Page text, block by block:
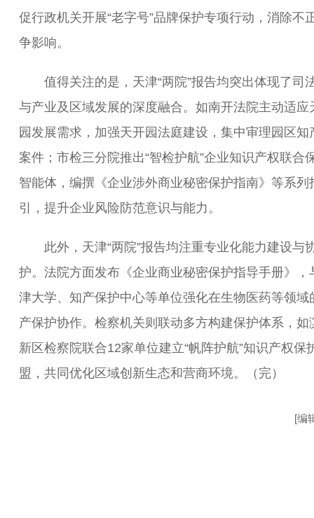
促行政机关开展“老字号”品牌保护专项行动，消除不
争影响。
值得关注的是，天津“两院”报告均突出体现了司
与产业及区域发展的深度融合。如南开法院主动适应
园发展需求，加强天开园法庭建设，集中审理园区知
案件；市检三分院推出“智检护航”企业知识产权联合
智能体，编撰《企业涉外商业秘密保护指南》等系列
引，提升企业风险防范意识与能力。
此外，天津“两院”报告均注重专业化能力建设与
护。法院方面发布《企业商业秘密保护指导手册》，
津大学、知产保护中心等单位强化在生物医药等领域
产保护协作。检察机关则联动多方构建保护体系，如
新区检察院联合12家单位建立“帆阵护航”知识产权保
盟，共同优化区域创新生态和营商环境。（完）
[编